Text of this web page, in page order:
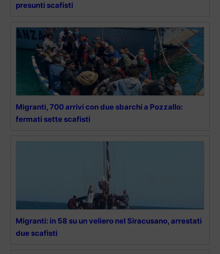
presunti scafisti
Migranti, 700 arrivi con due sbarchi a Pozzallo:
fermati sette scafisti
Migranti: in 58 su un veliero nel Siracusano, arrestati
due scafisti